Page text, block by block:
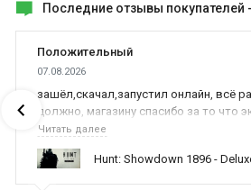
Последние отзывы покупателей -
Положительный
07.08.2026
зашёл,скачал,запустил онлайн, всё
должно, магазину спасибо за то что
время,нервы и деньги, ребята вы
поддержку населению и походу из
оказываете помощь
Читать далее
Hunt: Showdown 1896 -